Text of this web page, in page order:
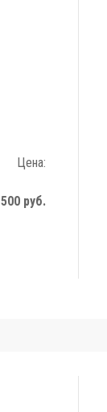
Цена:
500 руб.